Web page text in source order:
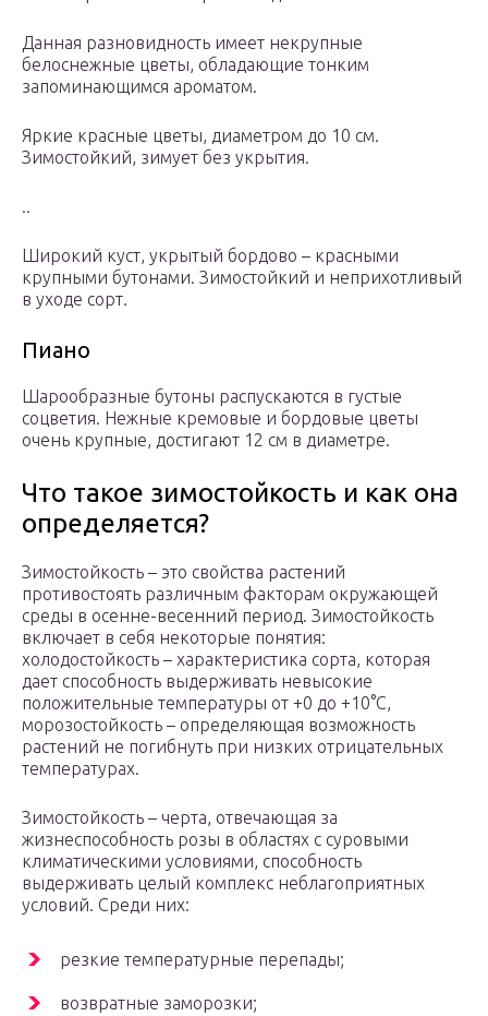
Данная разновидность имеет некрупные
белоснежные цветы, обладающие тонким
запоминающимся ароматом.
Яркие красные цветы, диаметром до 10 см.
Зимостойкий, зимует без укрытия.
..
Широкий куст, укрытый бордово – красными
крупными бутонами. Зимостойкий и неприхотливый
в уходе сорт.
Пиано
Шарообразные бутоны распускаются в густые
соцветия. Нежные кремовые и бордовые цветы
очень крупные, достигают 12 см в диаметре.
Что такое зимостойкость и как она
определяется?
Зимостойкость – это свойства растений
противостоять различным факторам окружающей
среды в осенне-весенний период. Зимостойкость
включает в себя некоторые понятия:
холодостойкость – характеристика сорта, которая
дает способность выдерживать невысокие
положительные температуры от +0 до +10°С,
морозостойкость – определяющая возможность
растений не погибнуть при низких отрицательных
температурах.
Зимостойкость – черта, отвечающая за
жизнеспособность розы в областях с суровыми
климатическими условиями, способность
выдерживать целый комплекс неблагоприятных
условий. Среди них:
резкие температурные перепады;
возвратные заморозки;